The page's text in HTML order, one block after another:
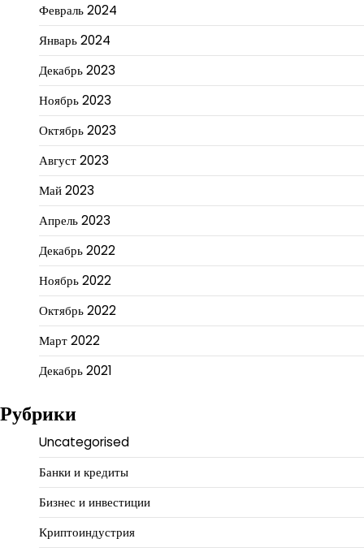
Февраль 2024
Январь 2024
Декабрь 2023
Ноябрь 2023
Октябрь 2023
Август 2023
Май 2023
Апрель 2023
Декабрь 2022
Ноябрь 2022
Октябрь 2022
Март 2022
Декабрь 2021
Рубрики
Uncategorised
Банки и кредиты
Бизнес и инвестиции
Криптоиндустрия